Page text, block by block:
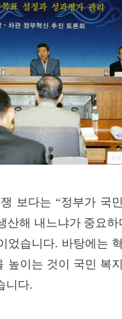
보다는 “정부가 국
산해 내느냐가 중요하
었습니다. 바탕에는
높이는 것이 국민 복
니다.